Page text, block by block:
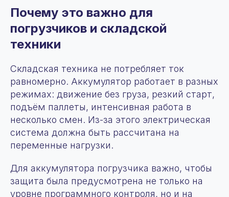
Почему это важно для
погрузчиков и складской
техники
Складская техника не потребляет ток
равномерно. Аккумулятор работает в разных
режимах: движение без груза, резкий старт,
подъём паллеты, интенсивная работа в
несколько смен. Из-за этого электрическая
система должна быть рассчитана на
переменные нагрузки.
Для аккумулятора погрузчика важно, чтобы
защита была предусмотрена не только на
уровне программного контроля, но и на